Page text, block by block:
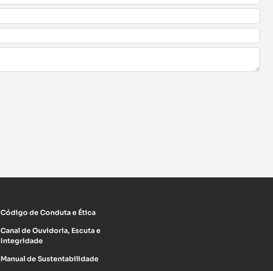
Código de Conduta e Ética
Canal de Ouvidoria, Escuta e
Integridade
Manual de Sustentabilidade